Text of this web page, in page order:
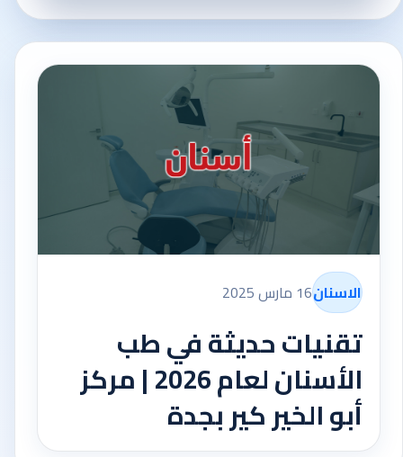
الاسنان16 مارس 2025
تقنيات حديثة في طب
الأسنان لعام 2026 | مركز
أبو الخير كير بجدة